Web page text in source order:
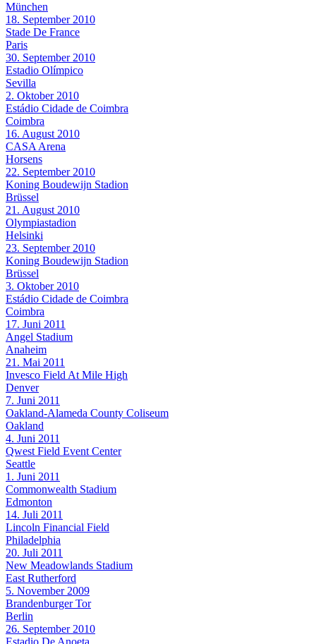
München
18. September 2010
Stade De France
Paris
30. September 2010
Estadio Olímpico
Sevilla
2. Oktober 2010
Estádio Cidade de Coimbra
Coimbra
16. August 2010
CASA Arena
Horsens
22. September 2010
Koning Boudewijn Stadion
Brüssel
21. August 2010
Olympiastadion
Helsinki
23. September 2010
Koning Boudewijn Stadion
Brüssel
3. Oktober 2010
Estádio Cidade de Coimbra
Coimbra
17. Juni 2011
Angel Stadium
Anaheim
21. Mai 2011
Invesco Field At Mile High
Denver
7. Juni 2011
Oakland-Alameda County Coliseum
Oakland
4. Juni 2011
Qwest Field Event Center
Seattle
1. Juni 2011
Commonwealth Stadium
Edmonton
14. Juli 2011
Lincoln Financial Field
Philadelphia
20. Juli 2011
New Meadowlands Stadium
East Rutherford
5. November 2009
Brandenburger Tor
Berlin
26. September 2010
Estadio De Anoeta